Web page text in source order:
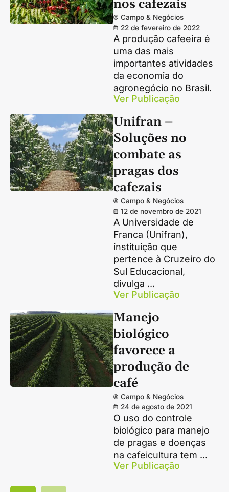
nos cafezais
Campo & Negócios
22 de fevereiro de 2022
A produção cafeeira é
uma das mais
importantes atividades
da economia do
agronegócio no Brasil.
Ver Publicação
Unifran –
Soluções no
combate as
pragas dos
cafezais
Campo & Negócios
12 de novembro de 2021
A Universidade de
Franca (Unifran),
instituição que
pertence à Cruzeiro do
Sul Educacional,
divulga ...
Ver Publicação
Manejo
biológico
favorece a
produção de
café
Campo & Negócios
24 de agosto de 2021
O uso do controle
biológico para manejo
de pragas e doenças
na cafeicultura tem ...
Ver Publicação